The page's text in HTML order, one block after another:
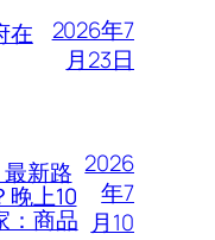
在
2026年7
月23日
新路
晚上10
：商品
2026
年7
月10